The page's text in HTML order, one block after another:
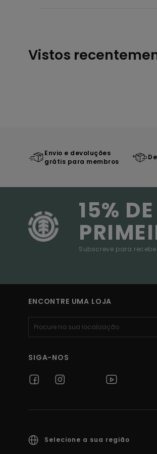
Vistos
Envio e devoluções
grátis para membros
15%
Subscreve para
ENCONTRE UMA LOJA
SIGA-NOS
Selecione a sua região